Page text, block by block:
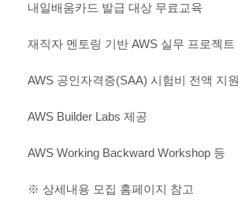
내일배움카드 발급 대상 무료교육
재직자 멘토링 기반 AWS 실무 프로젝트
AWS 공인자격증(SAA) 시험비 전액 지원
AWS Builder Labs 제공
AWS Working Backward Workshop 등
※ 상세내용 모집 홈페이지 참고